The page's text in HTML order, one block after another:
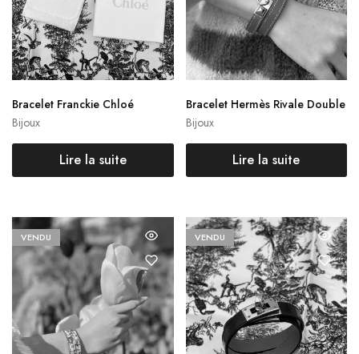
Bijoux
Bracelet Franckie Chloé
Lire la suite
Bijoux
Bracelet Hermès Rivale Double
tour
Lire la suite
VENDU VENDU